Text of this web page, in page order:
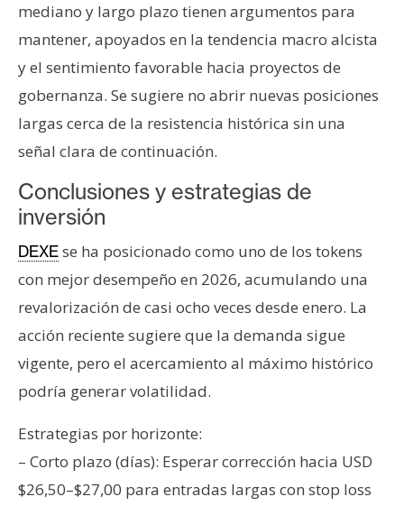
mediano y largo plazo tienen argumentos para
mantener, apoyados en la tendencia macro alcista
y el sentimiento favorable hacia proyectos de
gobernanza. Se sugiere no abrir nuevas posiciones
largas cerca de la resistencia histórica sin una
señal clara de continuación.
Conclusiones y estrategias de
inversión
DEXEse ha posicionado como uno de los tokens
con mejor desempeño en 2026, acumulando una
revalorización de casi ocho veces desde enero. La
acción reciente sugiere que la demanda sigue
vigente, pero el acercamiento al máximo histórico
podría generar volatilidad.
Estrategias por horizonte:
– Corto plazo (días): Esperar corrección hacia USD
$26,50–$27,00 para entradas largas con stop loss